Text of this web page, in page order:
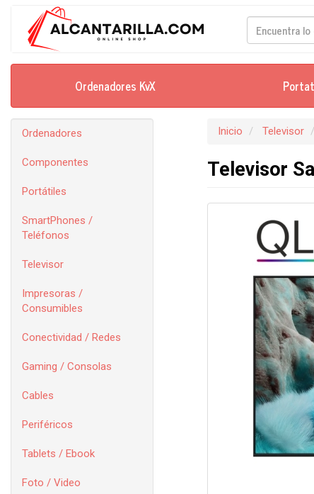
Ordenadores KvX
Ordenadores
Componentes
Portátiles
SmartPhones /
Teléfonos
Televisor
Impresoras /
Consumibles
Conectividad / Redes
Gaming / Consolas
Cables
Periféricos
Tablets / Ebook
Foto / Video
Inicio Televisor
Televisor